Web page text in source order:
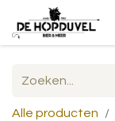
Alle producten